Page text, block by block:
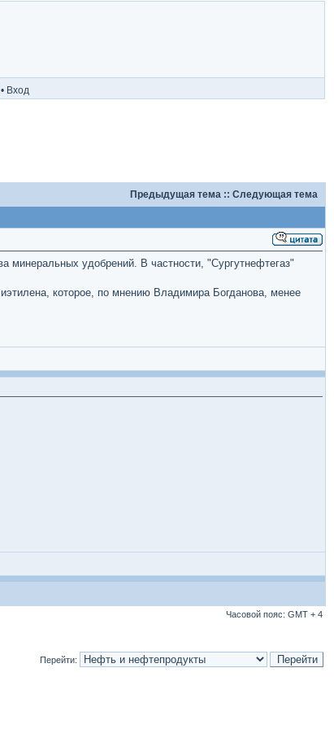
• Вход
Предыдущая тема :: Следующая тема
минеральных удобрений. В частности, "Сургутнефтегаз"
которое, по мнению Владимира Богданова, менее
Часовой пояс: GMT + 4
Перейти: